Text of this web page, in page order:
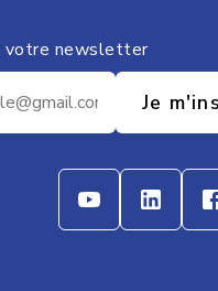
votre newsletter
Je